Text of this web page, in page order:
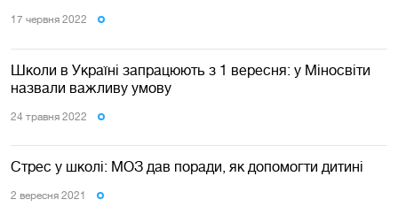
17 червня 2022
Школи в Україні запрацюють з 1 вересня: у Міносвіти
назвали важливу умову
24 травня 2022
Стрес у школі: МОЗ дав поради, як допомогти дитині
2 вересня 2021